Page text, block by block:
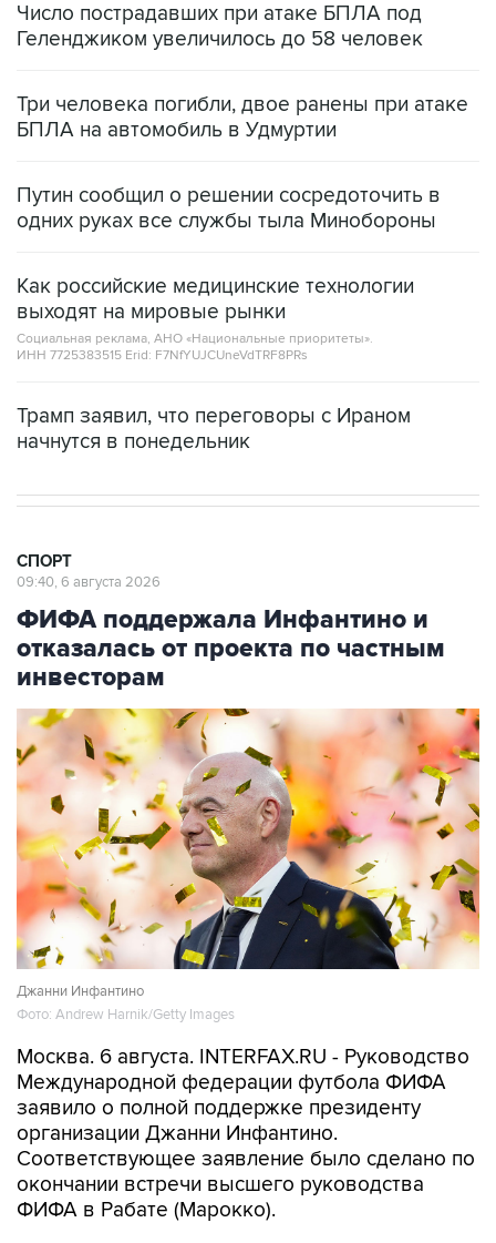
Число пострадавших при атаке БПЛА под
Геленджиком увеличилось до 58 человек
Три человека погибли, двое ранены при атаке
БПЛА на автомобиль в Удмуртии
Путин сообщил о решении сосредоточить в
одних руках все службы тыла Минобороны
Как российские медицинские технологии
выходят на мировые рынки
Социальная реклама, АНО «Национальные приоритеты».
ИНН 7725383515 Erid: F7NfYUJCUneVdTRF8PRs
Трамп заявил, что переговоры с Ираном
начнутся в понедельник
СПОРТ
09:40, 6 августа 2026
ФИФА поддержала Инфантино и
отказалась от проекта по частным
инвесторам
Джанни Инфантино
Фото: Andrew Harnik/Getty Images
Москва. 6 августа. INTERFAX.RU - Руководство
Международной федерации футбола ФИФА
заявило о полной поддержке президенту
организации Джанни Инфантино.
Соответствующее заявление было сделано по
окончании встречи высшего руководства
ФИФА в Рабате (Марокко).